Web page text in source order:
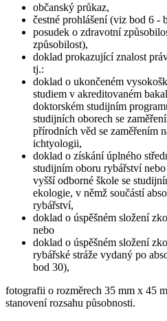
občanský průkaz,
čestné prohlášení (viz bod 6 -
posudek o zdravotní
způsobilost),
doklad prokazující znalost
tj.:
doklad o ukončeném
studiem v akreditovaném
doktorském studijním
studijních oborech se
přírodních věd se zaměřením
ichtyologii,
doklad o získání úplného
studijním oboru rybářství
vyšší odborné škole se
ekologie, v němž součástí
rybářství,
doklad o úspěšném složení
nebo
doklad o úspěšném složení
rybářské stráže vydaný po
bod 30),
fotografii o rozměrech 35 mm x 45
stanovení rozsahu působnosti.